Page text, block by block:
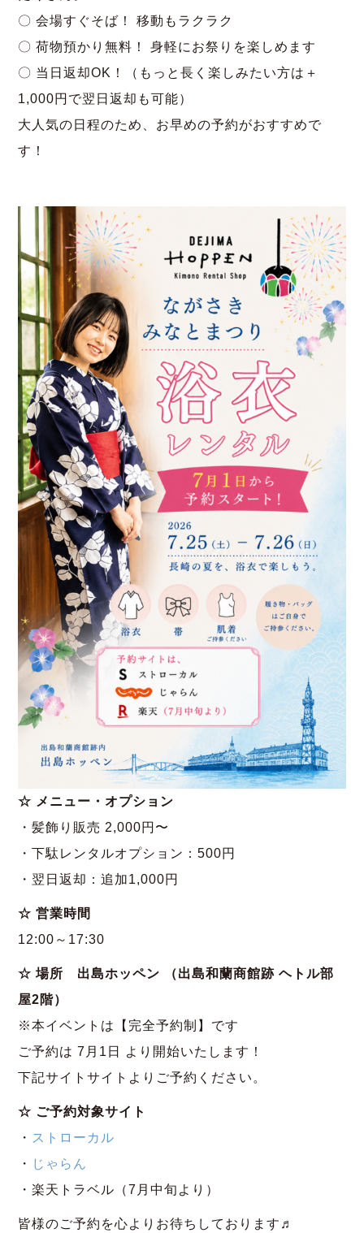
〇 会場すぐそば！ 移動もラクラク
〇 荷物預かり無料！ 身軽にお祭りを楽しめます
〇 当日返却OK！（もっと長く楽しみたい方は＋
1,000円で翌日返却も可能）
大人気の日程のため、お早めの予約がおすすめで
す！
☆ メニュー・オプション
・髪飾り販売 2,000円〜
・下駄レンタルオプション：500円
・翌日返却：追加1,000円
☆ 営業時間
12:00～17:30
☆ 場所 出島ホッペン （出島和蘭商館跡 ヘトル部
屋2階）
※本イベントは【完全予約制】です
ご予約は 7月1日 より開始いたします！
下記サイトサイトよりご予約ください。
☆ ご予約対象サイト
・ ストローカル
・ じゃらん
・楽天トラベル（7月中旬より）
皆様のご予約を心よりお待ちしております♬